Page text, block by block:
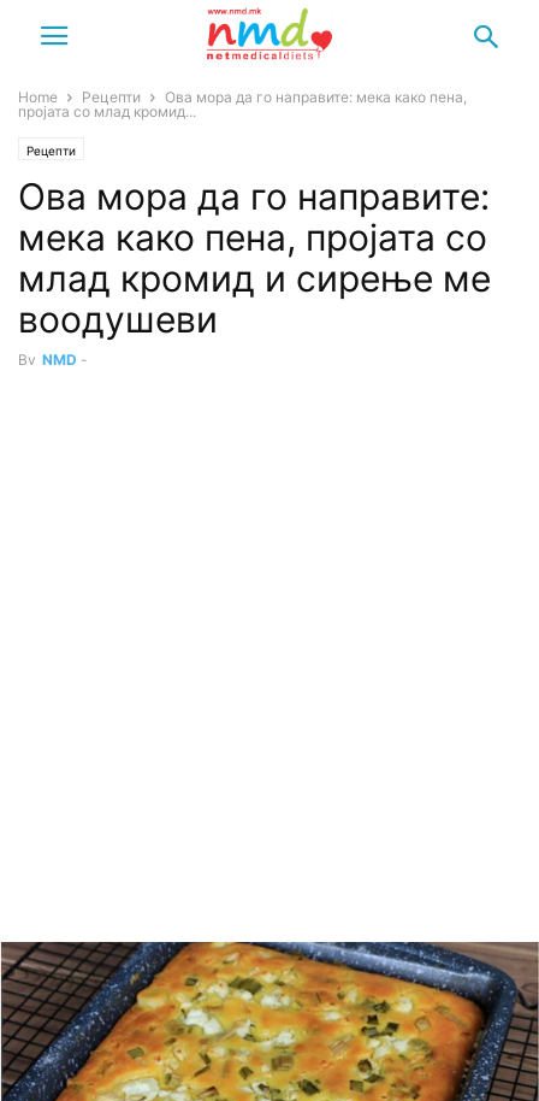
Home Рецепти
Ова мора да го направите: мека како пена,
пројата со млад кромид...
Рецепти
Ова мора да го направите:
мека како пена, пројата со
млад кромид и сирење ме
воодушеви
By NMD -